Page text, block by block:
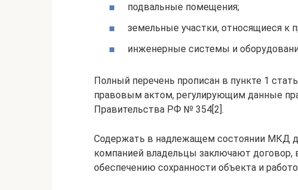
подвальные помещения;
земельные участки, относящиеся к
инженерные системы и
Полный перечень прописан в пункте 1
правовым актом, регулирующим данные
Правительства РФ № 354[2].
Содержать в надлежащем состоянии
компанией владельцы заключают договор,
обеспечению сохранности объекта и